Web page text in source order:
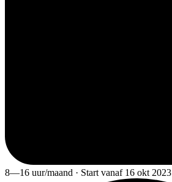
8—16 uur/maand · Start vanaf 16 okt 2023